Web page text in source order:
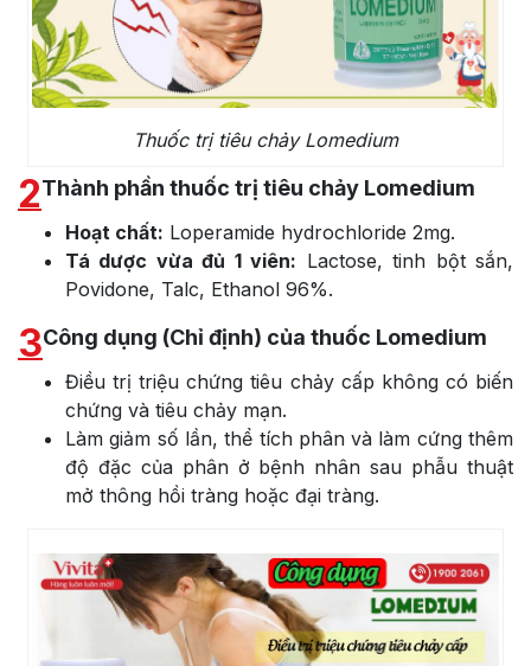
Thuốc trị tiêu chảy Lomedium
2Thành phần thuốc trị tiêu chảy Lomedium
Hoạt chất: Loperamide hydrochloride 2mg.
Tá dược vừa đủ 1 viên: Lactose, tinh bột sắn,
Povidone, Talc, Ethanol 96%.
3Công dụng (Chỉ định) của thuốc Lomedium
Điều trị triệu chứng tiêu chảy cấp không có biến
chứng và tiêu chảy mạn.
Làm giảm số lần, thể tích phân và làm cứng thêm
độ đặc của phân ở bệnh nhân sau phẫu thuật
mở thông hồi tràng hoặc đại tràng.